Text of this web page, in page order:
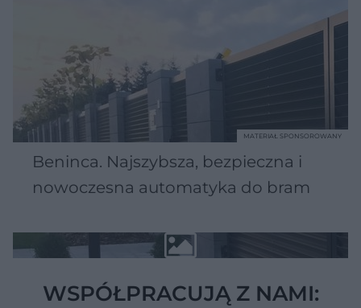
Beninca. Najszybsza, bezpieczna i
nowoczesna automatyka do bram
MATERIAŁ SPONSOROWANY
WSPÓŁPRACUJĄ Z NAMI: